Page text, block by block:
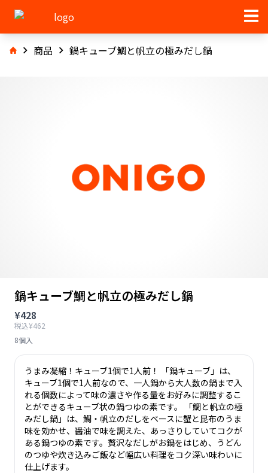
商品 鍋キューブ鯛と帆立の極みだし鍋
鍋キューブ鯛と帆立の極みだし鍋
¥428
税込¥462
8個入
うまみ凝縮！キューブ1個で1人前！ 「鍋キューブ」は、
キューブ1個で1人前なので、一人鍋から大人数の鍋まで入
れる個数によって味の濃さや作る量をお好みに調整するこ
とができるキューブ状の鍋つゆの素です。 「鯛と帆立の極
みだし鍋」は、鯛・帆立のだしをベースに蟹と昆布のうま
味を効かせ、醤油で味を調えた、あっさりしていてコクが
ある鍋つゆの素です。贅沢なだしがお鍋をはじめ、うどん
のつゆや炊き込みご飯など幅広い料理をコク深い味わいに
仕上げます。